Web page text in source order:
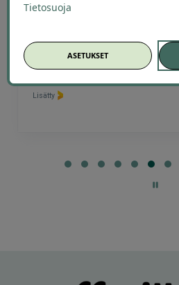
Terho Tiilikainen
2 days ago
Aamiainen ihan hyvää perussettii.
Tietosuoja
ASETUKSET